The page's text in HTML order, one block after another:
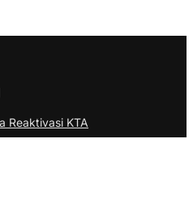
Reaktivasi KTA